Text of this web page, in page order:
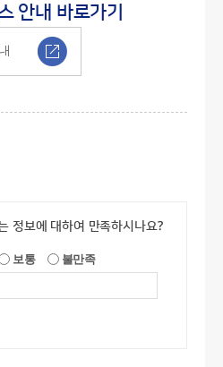
안내 바로가기
내
정보에 대하여 만족하시나요?
보통
불만족